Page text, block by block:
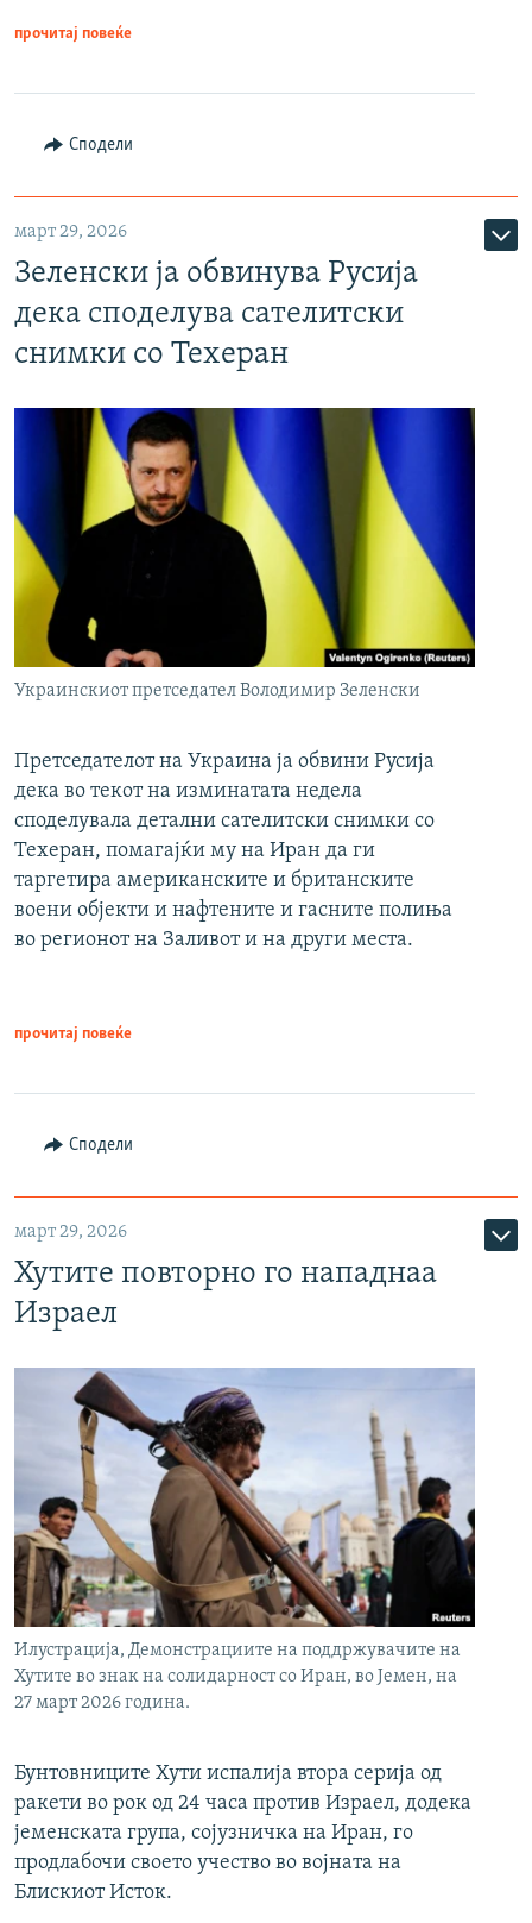
прочитај повеќе
Сподели
март 29, 2026
Зеленски ја обвинува Русија
дека споделува сателитски
снимки со Техеран
Украинскиот претседател Володимир Зеленски
Претседателот на Украина ја обвини Русија
дека во текот на изминатата недела
споделувала детални сателитски снимки со
Техеран, помагајќи му на Иран да ги
таргетира американските и британските
воени објекти и нафтените и гасните полиња
во регионот на Заливот и на други места.
прочитај повеќе
Сподели
март 29, 2026
Хутите повторно го нападнаа
Израел
Илустрација, Демонстрациите на поддржувачите на
Хутите во знак на солидарност со Иран, во Јемен, на
27 март 2026 година.
Бунтовниците Хути испалија втора серија од
ракети во рок од 24 часа против Израел, додека
јеменската група, сојузничка на Иран, го
продлабочи своето учество во војната на
Блискиот Исток.